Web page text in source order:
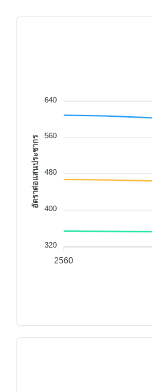
2560
640
560
480
400
320
อัตราต่อแสนประชากร